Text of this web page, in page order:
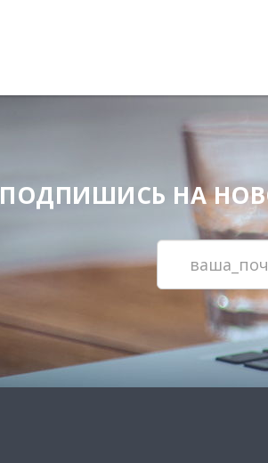
ПОДПИШИСЬ НА